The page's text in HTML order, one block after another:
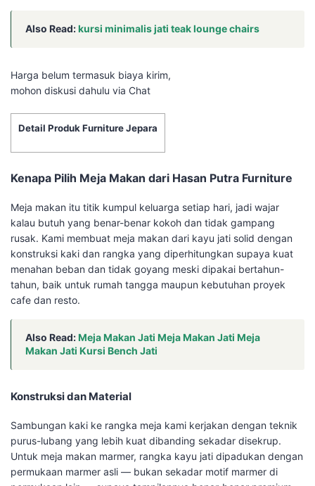
Also Read:kursi minimalis jati teak lounge chairs
Harga belum termasuk biaya kirim,
mohon diskusi dahulu via Chat
Detail Produk Furniture Jepara
Kenapa Pilih Meja Makan dari Hasan Putra Furniture
Meja makan itu titik kumpul keluarga setiap hari, jadi wajar
kalau butuh yang benar-benar kokoh dan tidak gampang
rusak. Kami membuat meja makan dari kayu jati solid dengan
konstruksi kaki dan rangka yang diperhitungkan supaya kuat
menahan beban dan tidak goyang meski dipakai bertahun-
tahun, baik untuk rumah tangga maupun kebutuhan proyek
cafe dan resto.
Also Read:Meja Makan Jati Meja Makan Jati Meja
Makan Jati Kursi Bench Jati
Konstruksi dan Material
Sambungan kaki ke rangka meja kami kerjakan dengan teknik
purus-lubang yang lebih kuat dibanding sekadar disekrup.
Untuk meja makan marmer, rangka kayu jati dipadukan dengan
permukaan marmer asli — bukan sekadar motif marmer di